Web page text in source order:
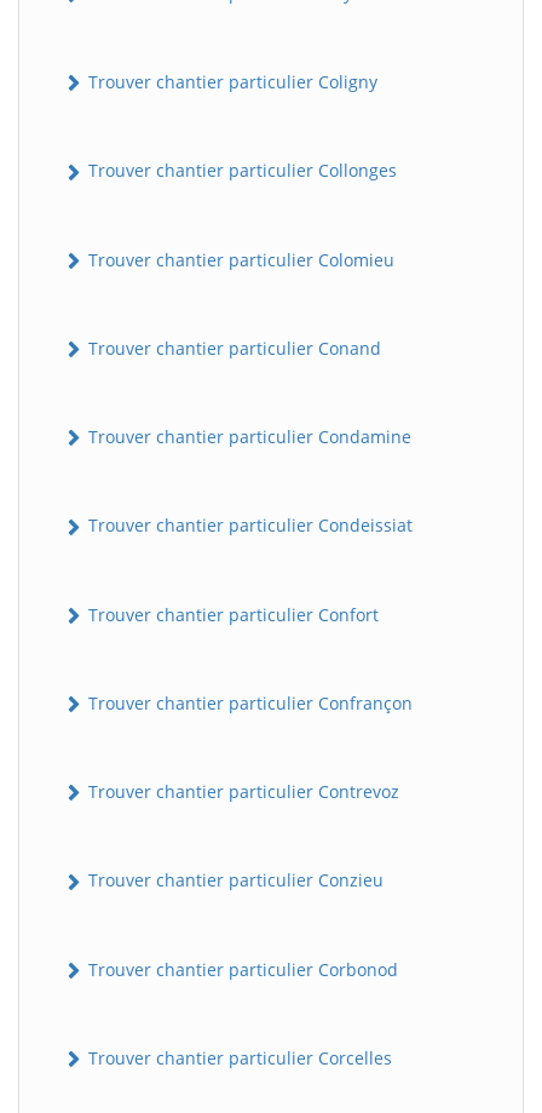
Trouver chantier particulier Coligny
Trouver chantier particulier Collonges
Trouver chantier particulier Colomieu
Trouver chantier particulier Conand
Trouver chantier particulier Condamine
Trouver chantier particulier Condeissiat
Trouver chantier particulier Confort
Trouver chantier particulier Confrançon
Trouver chantier particulier Contrevoz
Trouver chantier particulier Conzieu
Trouver chantier particulier Corbonod
Trouver chantier particulier Corcelles
B Assistant en ligne